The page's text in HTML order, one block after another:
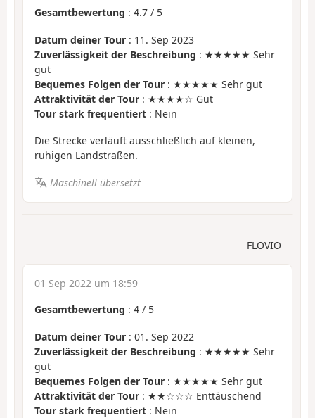
Gesamtbewertung : 4.7 / 5
Datum deiner Tour : 11. Sep 2023
Zuverlässigkeit der Beschreibung : ★★★★★ Sehr
gut
Bequemes Folgen der Tour : ★★★★★ Sehr gut
Attraktivität der Tour : ★★★★☆ Gut
Tour stark frequentiert : Nein
Die Strecke verläuft ausschließlich auf kleinen,
ruhigen Landstraßen.
Maschinell übersetzt
FLOVIO
01 Sep 2022 um 18:59
Gesamtbewertung : 4 / 5
Datum deiner Tour : 01. Sep 2022
Zuverlässigkeit der Beschreibung : ★★★★★ Sehr
gut
Bequemes Folgen der Tour : ★★★★★ Sehr gut
Attraktivität der Tour : ★★☆☆☆ Enttäuschend
Tour stark frequentiert : Nein